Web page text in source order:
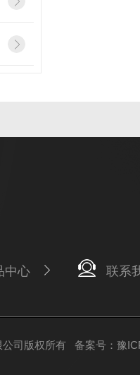
中心 联系
公司版权所有 备案号：豫